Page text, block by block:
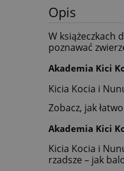
Opis
W książeczkach
poznawać
Akademia Kici
Kicia Kocia i
Zobacz, jak
Akademia Kici
Kicia Kocia i
rzadsze – jak